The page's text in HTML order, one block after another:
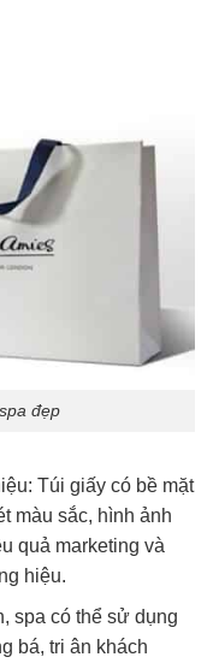
đẹp
Túi giấy có bề mặt
màu sắc, hình ảnh
quả marketing và
hiệu.
spa có thể sử dụng
bá, tri ân khách